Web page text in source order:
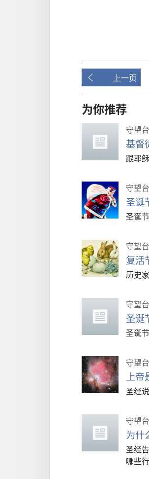
上一页
为你推荐
守望台
基督
跟耶
守望台
圣诞
圣诞
守望台
复活
历史
守望台
圣诞
圣诞
守望台
上帝
圣经
守望台
为什
圣经
哪些